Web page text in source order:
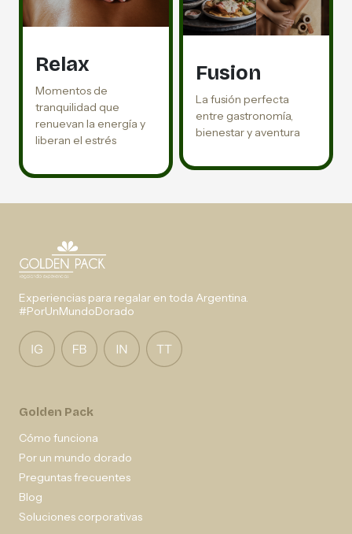
Relax
Momentos de
tranquilidad que
renuevan la energía y
liberan el estrés
Fusion
La fusión perfecta
entre gastronomía,
bienestar y aventura
Experiencias para regalar en toda Argentina.
#PorUnMundoDorado
Golden Pack
Cómo funciona
Por un mundo dorado
Preguntas frecuentes
Blog
Soluciones corporativas